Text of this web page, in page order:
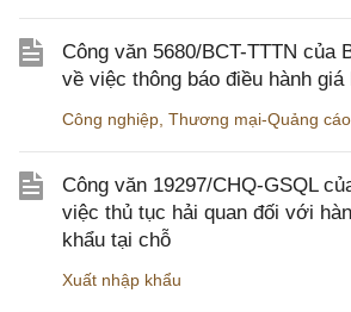
Công văn 5680/BCT-TTTN của
về việc thông báo điều hành giá
Công nghiệp Thương mại-Quảng cáo
Công văn 19297/CHQ-GSQL
việc thủ tục hải quan đối với
khẩu tại chỗ
Xuất nhập khẩu